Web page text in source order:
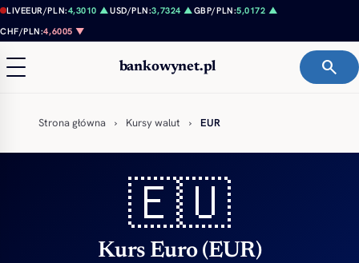
Przejdź do treści
LIVEEUR/PLN:4,3010 ▲USD/PLN:3,7324 ▲GBP/PLN:5,0172 ▲
CHF/PLN:4,6005 ▼
bankowynet.pl search
Strona główna › Kursy walut › EUR
🇪🇺
Kurs Euro (EUR)